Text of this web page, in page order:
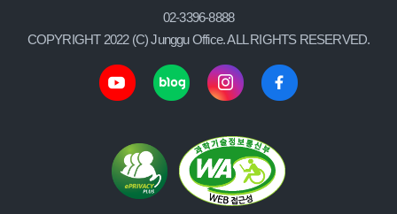
02-3396-8888
COPYRIGHT 2022 (C) Junggu Office. ALL RIGHTS RESERVED.